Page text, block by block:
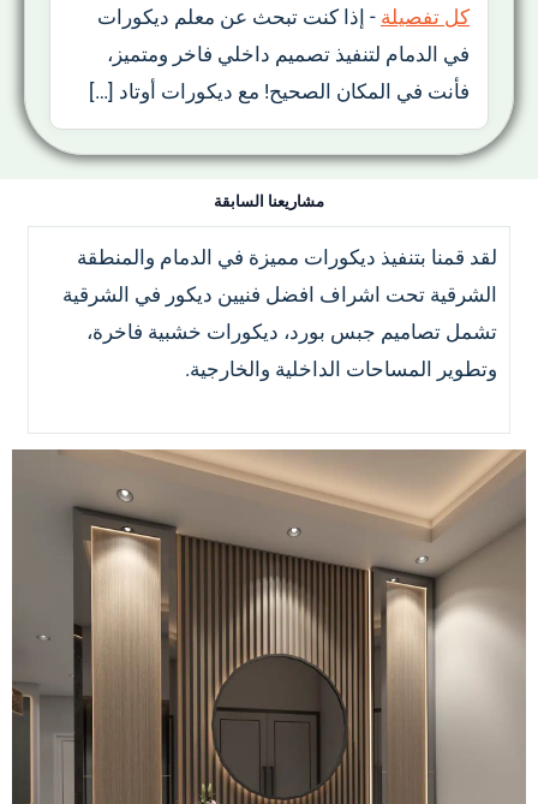
كل تفصيلة - إذا كنت تبحث عن معلم ديكورات
في الدمام لتنفيذ تصميم داخلي فاخر ومتميز،
فأنت في المكان الصحيح! مع ديكورات أوتاد […]
مشاريعنا السابقة
لقد قمنا بتنفيذ ديكورات مميزة في الدمام والمنطقة
الشرقية تحت اشراف افضل فنيين ديكور في الشرقية
تشمل تصاميم جبس بورد، ديكورات خشبية فاخرة،
وتطوير المساحات الداخلية والخارجية.